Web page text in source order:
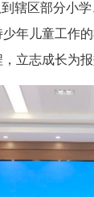
区部分小
年儿童工作
立志成长为